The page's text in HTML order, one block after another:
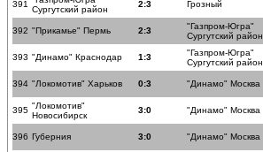
391
Сургутский район
2:3 Грозный
392 "Прикамье" Пермь 2:3
"Газпром-Югра"
Сургутский район
393 "Динамо" Краснодар 1:3
"Газпром-Югра"
Сургутский район
394 "Локомотив" Харьков 0:3 "Динамо" Москва
395 "Локомотив"
Новосибирск
3:0 "Динамо" Москва
396 Губерния 3:0 "Динамо" Москва